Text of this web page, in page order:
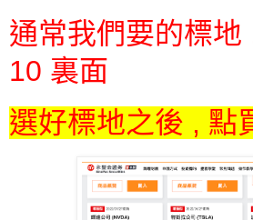
通常我們要的標地
10 裏面
選好標地之後 , 點